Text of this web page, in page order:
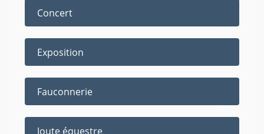
Concert
Exposition
Fauconnerie
Joute équestre